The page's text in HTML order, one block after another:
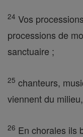
24 Vos
processions de
sanctuaire ;
25 chanteurs,
viennent du
26 En chorales ils